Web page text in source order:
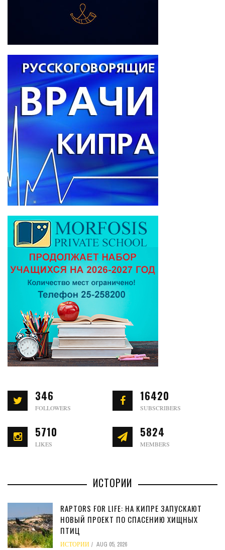
346
FOLLOWERS
16420
SUBSCRIBERS
5710
LIKES
5824
MEMBERS
ИСТОРИИ
RAPTORS FOR LIFE: НА КИПРЕ ЗАПУСКАЮТ
НОВЫЙ ПРОЕКТ ПО СПАСЕНИЮ ХИЩНЫХ
ПТИЦ
ИСТОРИИ AUG 05, 2026